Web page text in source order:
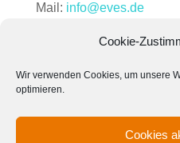
Cookie-
Wir verwenden Cookies, um unsere
optimieren.
Cookies
Mail: info@eves.de